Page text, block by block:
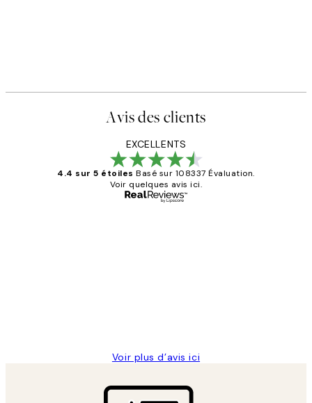
Avis des clients
EXCELLENTS
4.4 sur 5 étoiles Basé sur 108337 Évaluation.
Voir quelques avis ici.
Voir plus d’avis ici